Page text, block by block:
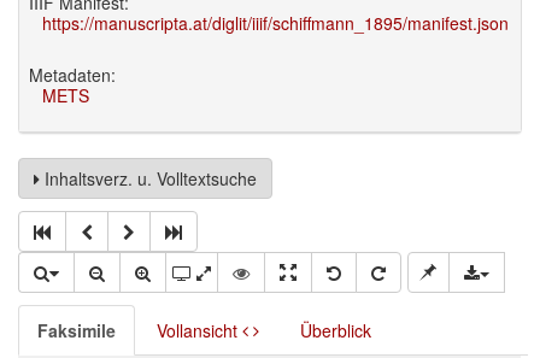
https://manuscripta.at/diglit/iiif/schiffmann_1895/manifest.json
Metadaten:
METS
Inhaltsverz. u. Volltextsuche
Faksimile Vollansicht Überblick